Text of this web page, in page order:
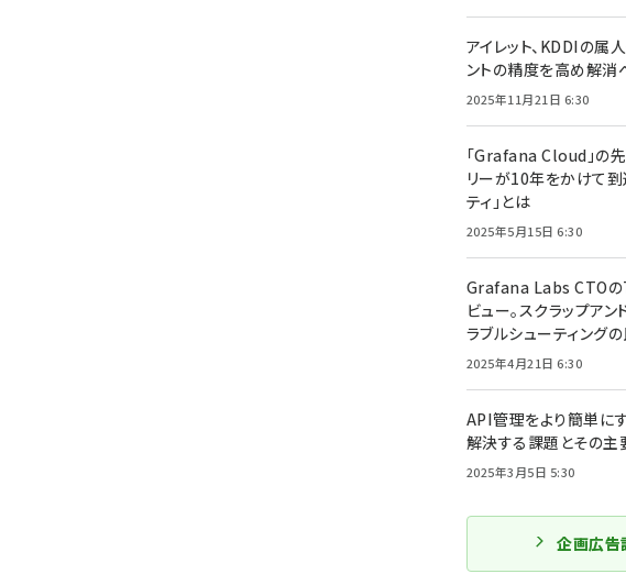
アイレット、KDDIの属
ントの精度を高め解消
2025年11月21日 6:30
「Grafana Cloud」の
リーが10年をかけて到
ティ」とは
2025年5月15日 6:30
Grafana Labs CTO
ビュー。スクラップア
ラブルシューティング
2025年4月21日 6:30
API管理をより簡単に
解決する課題とその主
2025年3月5日 5:30
企画広告